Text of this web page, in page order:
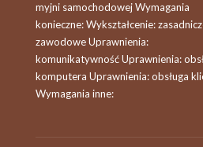
myjni samochodowej Wymagania
konieczne: Wykształcenie:
zawodowe Uprawnienia:
komunikatywność Uprawnienia:
komputera Uprawnienia: obsługa
Wymagania inne: